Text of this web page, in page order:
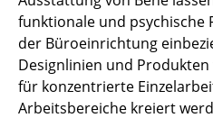
Kissen
Teppiche
Vorhänge
... alle Accessoires
funktionale und psychische
der Büroeinrichtung
Designlinien und
für konzentrierte
Arbeitsbereiche kreiert